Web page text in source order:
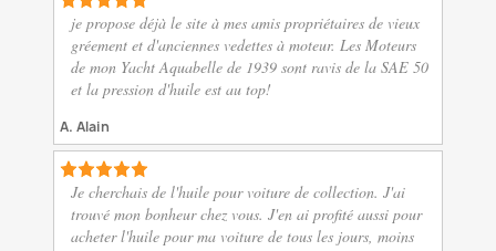
je propose déjà le site à mes amis propriétaires de vieux
gréement et d'anciennes vedettes à moteur. Les Moteurs
de mon Yacht Aquabelle de 1939 sont ravis de la SAE 50
et la pression d'huile est au top!
A. Alain
Je cherchais de l'huile pour voiture de collection. J'ai
trouvé mon bonheur chez vous. J'en ai profité aussi pour
acheter l'huile pour ma voiture de tous les jours, moins